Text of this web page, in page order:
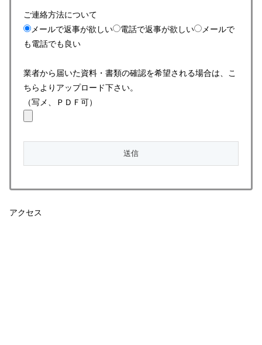
ご連絡方法について
メールで返事が欲しい
電話で返事が欲しい
メールで
も電話でも良い
業者から届いた資料・書類の確認を希望される場合は、こ
ちらよりアップロード下さい。
（写メ、ＰＤＦ可）
アクセス